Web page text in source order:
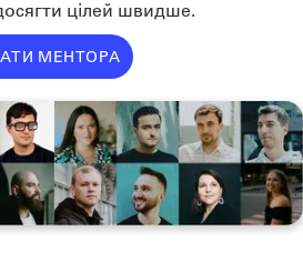
цілей швидше.
МЕНТОРА